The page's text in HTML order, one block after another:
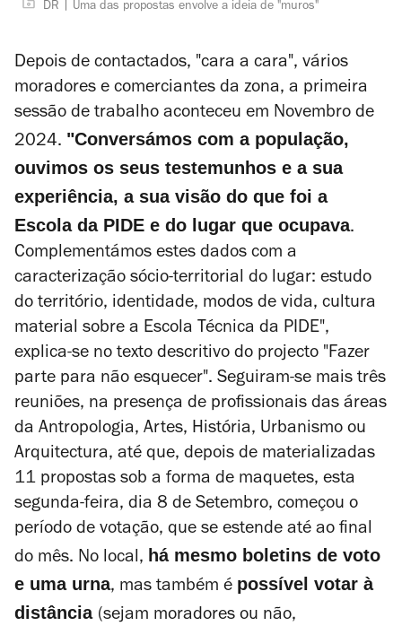
DR Uma das propostas envolve a ideia de "muros"
Depois de contactados, "cara a cara", vários
moradores e comerciantes da zona, a primeira
sessão de trabalho aconteceu em Novembro de
2024. "Conversámos com a população,
ouvimos os seus testemunhos e a sua
experiência, a sua visão do que foi a
Escola da PIDE e do lugar que ocupava.
Complementámos estes dados com a
caracterização sócio-territorial do lugar: estudo
do território, identidade, modos de vida, cultura
material sobre a Escola Técnica da PIDE",
explica-se no texto descritivo do projecto "Fazer
parte para não esquecer". Seguiram-se mais três
reuniões, na presença de profissionais das áreas
da Antropologia, Artes, História, Urbanismo ou
Arquitectura, até que, depois de materializadas
11 propostas sob a forma de maquetes, esta
segunda-feira, dia 8 de Setembro, começou o
período de votação, que se estende até ao final
do mês. No local, há mesmo boletins de voto
e uma urna, mas também é possível votar à
distância (sejam moradores ou não,